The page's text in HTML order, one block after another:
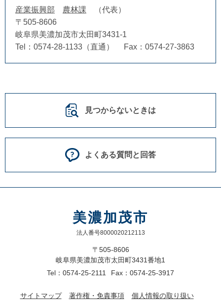
産業振興部 農林課
代表
〒505-8606
岐阜県美濃加茂市太田町3431-1
Tel：0574-28-1133（直通）
Fax：0574-27-3863
見つからないときは
よくある質問と回答
美濃加茂市
法人番号8000020212113
〒505-8606
岐阜県美濃加茂市太田町3431番地1
Tel：0574-25-2111
Fax：0574-25-3917
サイトマップ 著作権・免責事項 個人情報の取り扱い